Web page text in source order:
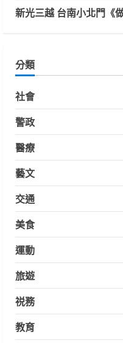
新光三越 台南小北門《
分類
社會
警政
醫療
藝文
交通
美食
運動
旅遊
祱務
教育